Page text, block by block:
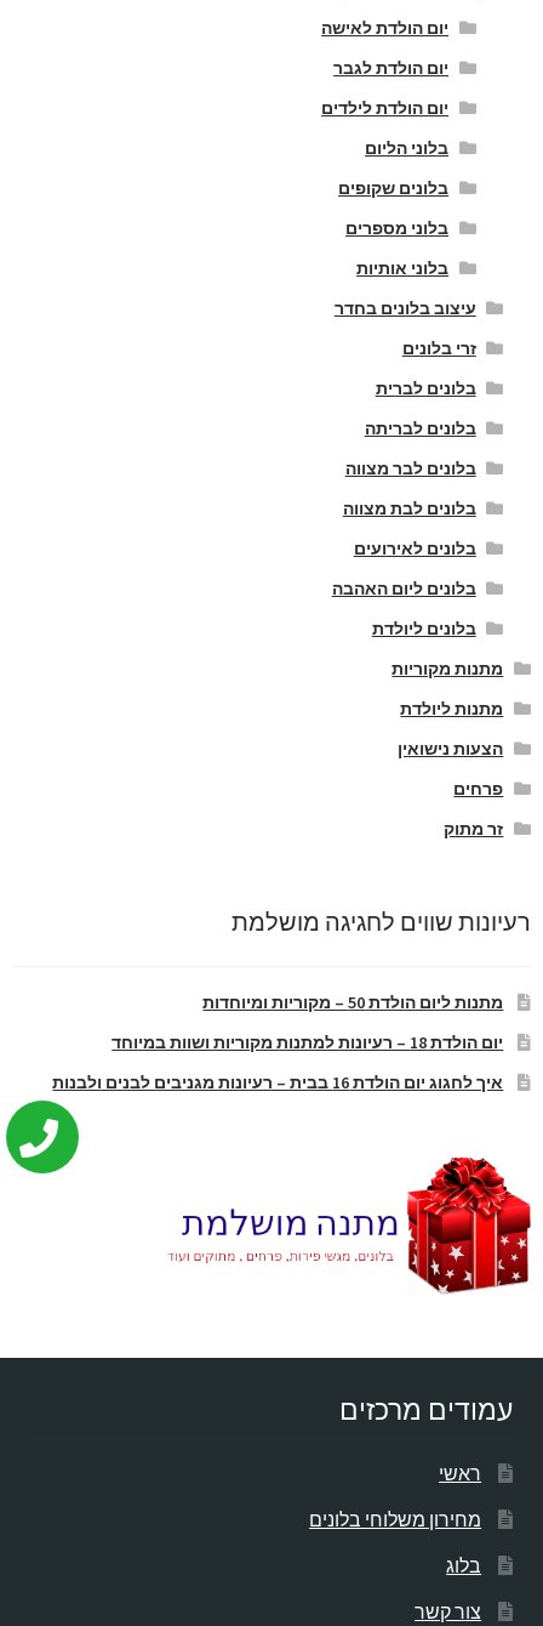
יום הולדת לאישה
יום הולדת לגבר
יום הולדת לילדים
בלוני הליום
בלונים שקופים
בלוני מספרים
בלוני אותיות
עיצוב בלונים בחדר
זרי בלונים
בלונים לברית
בלונים לבריתה
בלונים לבר מצווה
בלונים לבת מצווה
בלונים לאירועים
בלונים ליום האהבה
בלונים ליולדת
מתנות מקוריות
מתנות ליולדת
הצעות נישואין
פרחים
זר מתוק
רעיונות שווים לחגיגה מושלמת
מתנות ליום הולדת 50 – מקוריות ומיוחדות
יום הולדת 18 – רעיונות למתנות מקוריות ושוות במיוחד
איך לחגוג יום הולדת 16 בבית – רעיונות מגניבים לבנים ולבנות
עמודים מרכזים
ראשי
מחירון משלוחי בלונים
בלוג
צור קשר